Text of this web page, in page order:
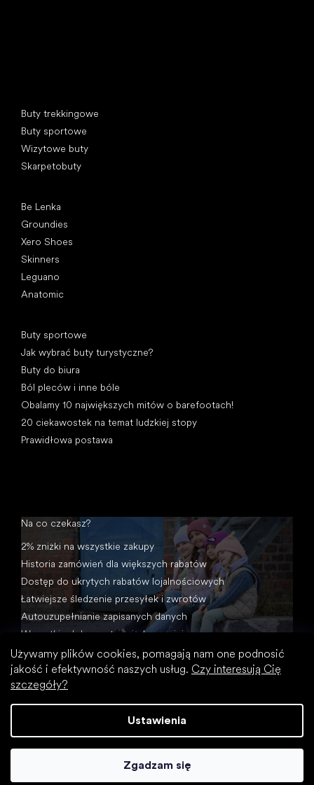
Używamy plików cookies, pomagają nam one podnosić
jakość i efektywność naszych usług. Czy interesują Cię
szczegóły?
Ustawienia
Zgadzam się
Buty trekkingowe
Buty sportowe
Wizytowe buty
Skarpetobuty
Be Lenka
Groundies
Xero Shoes
Skinners
Leguano
Anatomic
Buty sportowe
Jak wybrać buty turystyczne?
Buty do biura
Ból pleców i inne bóle
Obalamy 10 największych mitów o barefootach!
20 ciekawostek na temat ludzkiej stopy
Prawidłowa postawa
Na co czekasz?
2% zniżki na wszystkie zakupy
Historia zamówień dla większych rabatów
Dostęp do ukrytych rabatów lojalnościowych
Łatwiejsze śledzenie przesyłek i zwrotów
Autouzupełnianie zapisanych danych
Wszystkie dokumenty w jednym miejscu
Opracował Shoptet
Footic. Wszystkie prawa zastrzeżone.